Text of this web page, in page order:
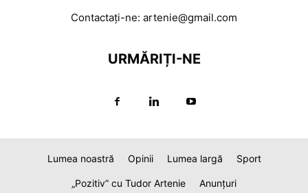
Contactați-ne: artenie@gmail.com
URMĂRIȚI-NE
Lumea noastră Opinii Lumea largă Sport
„Pozitiv” cu Tudor Artenie Anunțuri